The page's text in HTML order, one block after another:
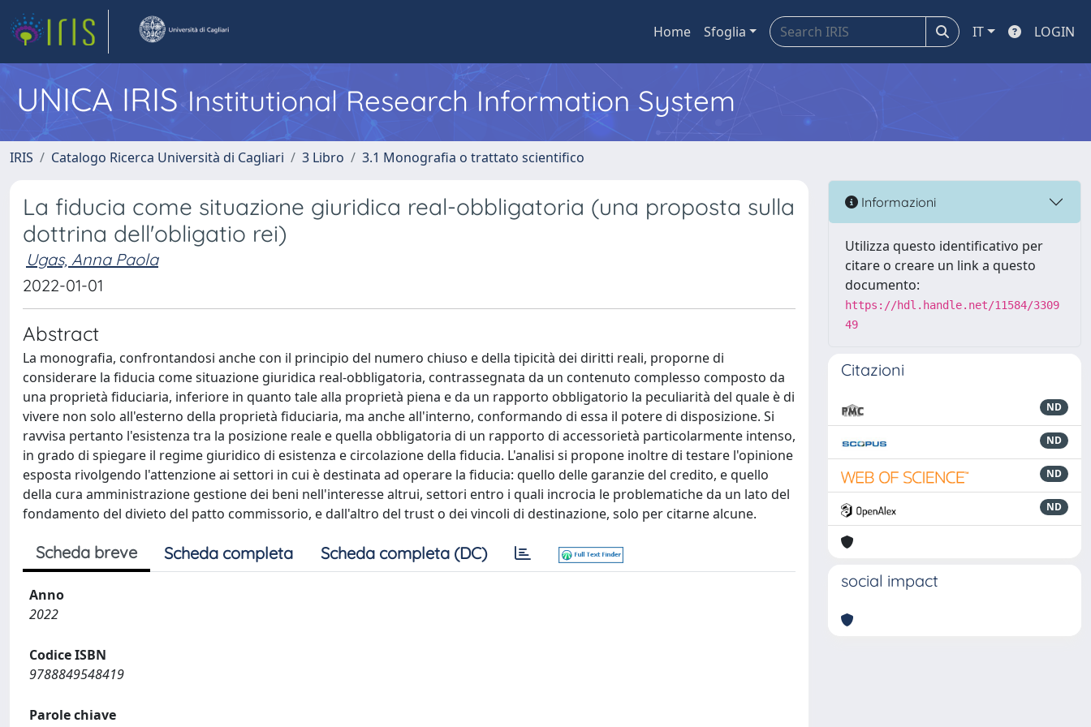
Home Sfoglia IT LOGIN
UNICA IRISInstitutional Research Information System
IRIS Catalogo Ricerca Università di Cagliari 3 Libro 3.1 Monografia o trattato scientifico
La fiducia come situazione giuridica real-obbligatoria (una proposta sulla
dottrina dell'obligatio rei)
Ugas, Anna Paola
2022-01-01
Abstract
La monografia, confrontandosi anche con il principio del numero chiuso e della tipicità dei diritti reali, proporne di
considerare la fiducia come situazione giuridica real-obbligatoria, contrassegnata da un contenuto complesso composto da
una proprietà fiduciaria, inferiore in quanto tale alla proprietà piena e da un rapporto obbligatorio la peculiarità del quale è di
vivere non solo all'esterno della proprietà fiduciaria, ma anche all'interno, conformando di essa il potere di disposizione. Si
ravvisa pertanto l'esistenza tra la posizione reale e quella obbligatoria di un rapporto di accessorietà particolarmente intenso,
in grado di spiegare il regime giuridico di esistenza e circolazione della fiducia. L'analisi si propone inoltre di testare l'opinione
esposta rivolgendo l'attenzione ai settori in cui è destinata ad operare la fiducia: quello delle garanzie del credito, e quello
della cura amministrazione gestione dei beni nell'interesse altrui, settori entro i quali incrocia le problematiche da un lato del
fondamento del divieto del patto commissorio, e dall'altro del trust o dei vincoli di destinazione, solo per citarne alcune.
Scheda breve Scheda completa Scheda completa (DC)
Anno
2022
Codice ISBN
9788849548419
Parole chiave
Informazioni
Utilizza questo identificativo per
citare o creare un link a questo
documento:
https://hdl.handle.net/11584/3309
49
Citazioni
ND
ND
ND
ND
social impact